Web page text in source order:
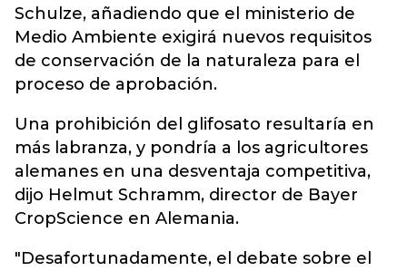
Schulze, añadiendo que el ministerio de
Medio Ambiente exigirá nuevos requisitos
de conservación de la naturaleza para el
proceso de aprobación.
Una prohibición del glifosato resultaría en
más labranza, y pondría a los agricultores
alemanes en una desventaja competitiva,
dijo Helmut Schramm, director de Bayer
CropScience en Alemania.
"Desafortunadamente, el debate sobre el